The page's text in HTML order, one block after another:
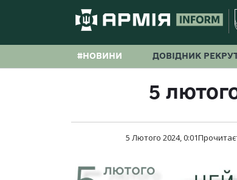
#НОВИНИ ДОВІДНИК
5
5 Лютого 2024, 0:01